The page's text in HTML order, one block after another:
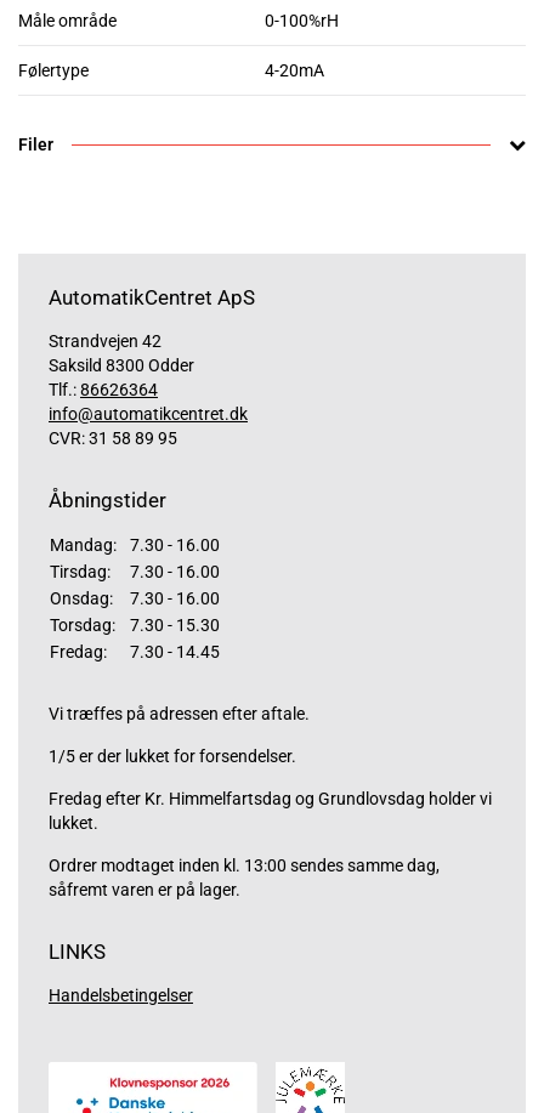
Måle område 0-100%rH
Følertype 4-20mA
Filer
AutomatikCentret ApS
Strandvejen 42
Saksild 8300 Odder
Tlf.:86626364
info@automatikcentret.dk
CVR: 31 58 89 95
Åbningstider
Mandag:
7.30 - 16.00
Tirsdag:
7.30 - 16.00
Onsdag:
7.30 - 16.00
Torsdag:
7.30 - 15.30
Fredag:
7.30 - 14.45
Vi træffes på adressen efter aftale.
1/5 er der lukket for forsendelser.
Fredag efter Kr. Himmelfartsdag og Grundlovsdag holder vi
lukket.
Ordrer modtaget inden kl. 13:00 sendes samme dag,
såfremt varen er på lager.
LINKS
Handelsbetingelser